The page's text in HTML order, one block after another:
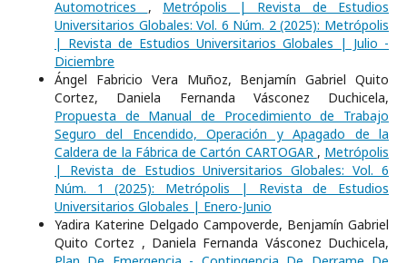
Automotrices , Metrópolis | Revista de Estudios
Universitarios Globales: Vol. 6 Núm. 2 (2025): Metrópolis
| Revista de Estudios Universitarios Globales | Julio -
Diciembre
Ángel Fabricio Vera Muñoz, Benjamín Gabriel Quito
Cortez, Daniela Fernanda Vásconez Duchicela,
Propuesta de Manual de Procedimiento de Trabajo
Seguro del Encendido, Operación y Apagado de la
Caldera de la Fábrica de Cartón CARTOGAR , Metrópolis
| Revista de Estudios Universitarios Globales: Vol. 6
Núm. 1 (2025): Metrópolis | Revista de Estudios
Universitarios Globales | Enero-Junio
Yadira Katerine Delgado Campoverde, Benjamín Gabriel
Quito Cortez , Daniela Fernanda Vásconez Duchicela,